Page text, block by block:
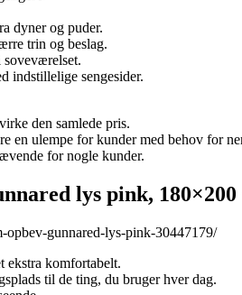
dyner og puder.
trin og beslag.
indstillelige sengesider.
den samlede pris.
en ulempe for kunder med behov for
for nogle kunder.
lys pink, 180×200
opbev-gunnared-lys-pink-30447179/
ekstra komfortabelt.
til de ting, du bruger hver dag.